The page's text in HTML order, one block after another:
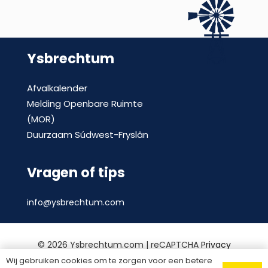
Ysbrechtum
Afvalkalender
Melding Openbare Ruimte
(MOR)
Duurzaam Súdwest-Fryslân
Vragen of tips
info@ysbrechtum.com
© 2026 Ysbrechtum.com | reCAPTCHA Privacy
Policyenvoorwaarden|Privacy statement |
Wij gebruiken cookies om te zorgen voor een betere